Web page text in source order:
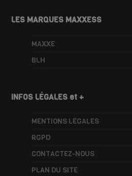
LES MARQUES MAXXESS
MAXXE
BLH
INFOS LÉGALES et +
MENTIONS LÉGALES
RGPD
CONTACTEZ-NOUS
PLAN DU SITE